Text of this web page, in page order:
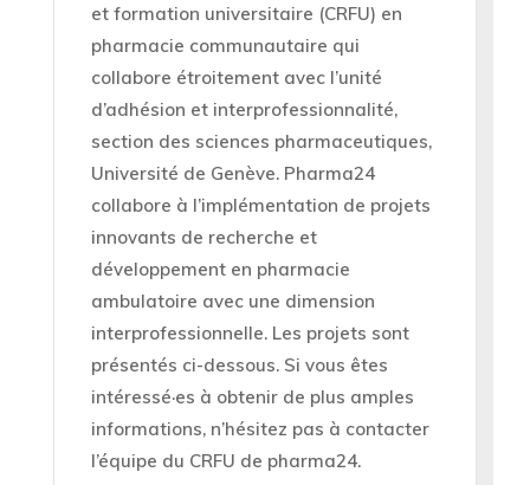
et formation universitaire (CRFU) en
pharmacie communautaire qui
collabore étroitement avec l’unité
d’adhésion et interprofessionnalité,
section des sciences pharmaceutiques,
Université de Genève. Pharma24
collabore à l’implémentation de projets
innovants de recherche et
développement en pharmacie
ambulatoire avec une dimension
interprofessionnelle. Les projets sont
présentés ci-dessous. Si vous êtes
intéressé·es à obtenir de plus amples
informations, n’hésitez pas à contacter
l’équipe du CRFU de pharma24.